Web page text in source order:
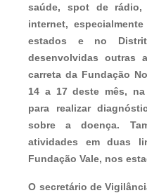
saúde, spot de rádio,
internet,
estados e no
desenvolvidas outras
carreta da Fundação
14 a 17 deste mês,
para realizar
sobre a doença.
atividades em duas
Fundação Vale, nos
O secretário de